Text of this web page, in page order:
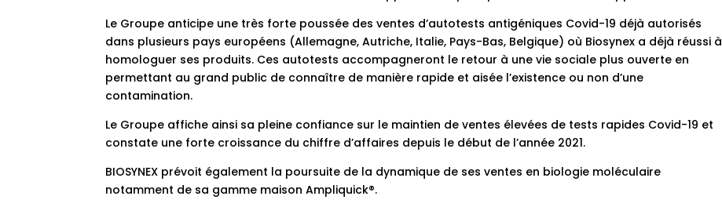
Le Groupe anticipe une très forte poussée des ventes d’autotests antigéniques Covid-19 déjà autorisés
dans plusieurs pays européens (Allemagne, Autriche, Italie, Pays-Bas, Belgique) où Biosynex a déjà réussi à
homologuer ses produits. Ces autotests accompagneront le retour à une vie sociale plus ouverte en
permettant au grand public de connaître de manière rapide et aisée l’existence ou non d’une
contamination.
Le Groupe affiche ainsi sa pleine confiance sur le maintien de ventes élevées de tests rapides Covid-19 et
constate une forte croissance du chiffre d’affaires depuis le début de l’année 2021.
BIOSYNEX prévoit également la poursuite de la dynamique de ses ventes en biologie moléculaire
notamment de sa gamme maison Ampliquick®.